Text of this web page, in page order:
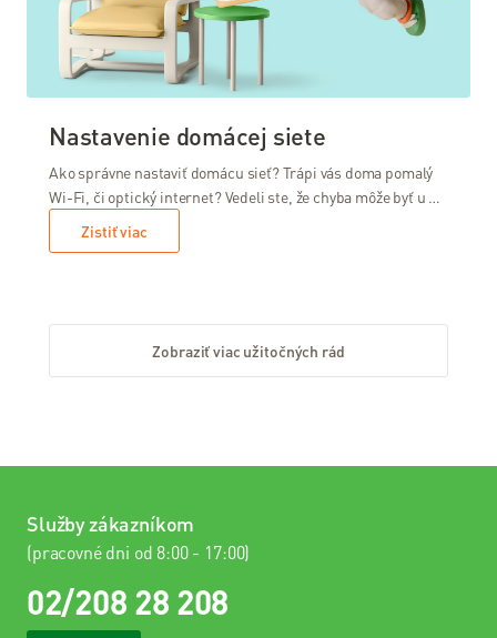
Nastavenie domácej siete
Ako správne nastaviť domácu sieť? Trápi vás doma pomalý
Wi-Fi, či optický internet? Vedeli ste, že chyba môže byť u …
Zistiť viac
Zobraziť viac užitočných rád
Služby zákazníkom
(pracovné dni od 8:00 - 17:00)
02/208 28 208